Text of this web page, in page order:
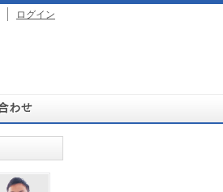
ログイン